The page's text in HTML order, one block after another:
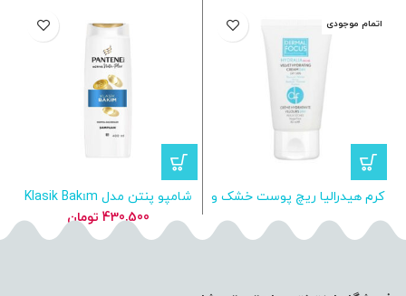
اتمام موجودی
کرم هیدرالیا ریچ پوست خشک و
شامپو پنتن مدل Klasik Bakım
حجم ۴۰۰ میل
430,500 تومان